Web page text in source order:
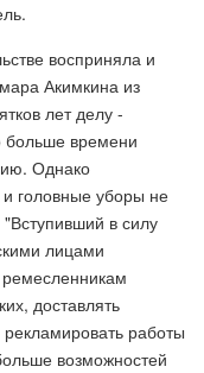
восприняла и
Акимкина из
лет делу -
больше времени
Однако
головные уборы не
"Вступивший в силу
лицами
доставлять
работы
возможностей